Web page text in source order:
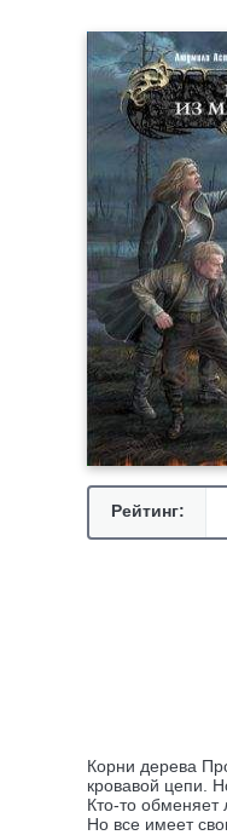
Рейтинг:
Корни дерева
кровавой цепи.
Кто-то обменяет
Но все имеет